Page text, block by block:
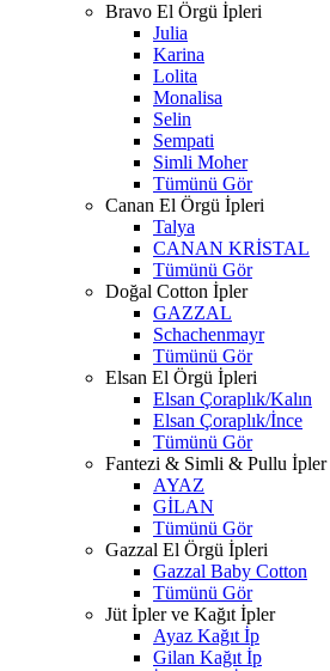
Bravo El Örgü İpleri
Julia
Karina
Lolita
Monalisa
Selin
Sempati
Simli Moher
Tümünü Gör
Canan El Örgü İpleri
Talya
CANAN KRİSTAL
Tümünü Gör
Doğal Cotton İpler
GAZZAL
Schachenmayr
Tümünü Gör
Elsan El Örgü İpleri
Elsan Çoraplık/Kalın
Elsan Çoraplık/İnce
Tümünü Gör
Fantezi & Simli & Pullu İpler
AYAZ
GİLAN
Tümünü Gör
Gazzal El Örgü İpleri
Gazzal Baby Cotton
Tümünü Gör
Jüt İpler ve Kağıt İpler
Ayaz Kağıt İp
Gilan Kağıt İp